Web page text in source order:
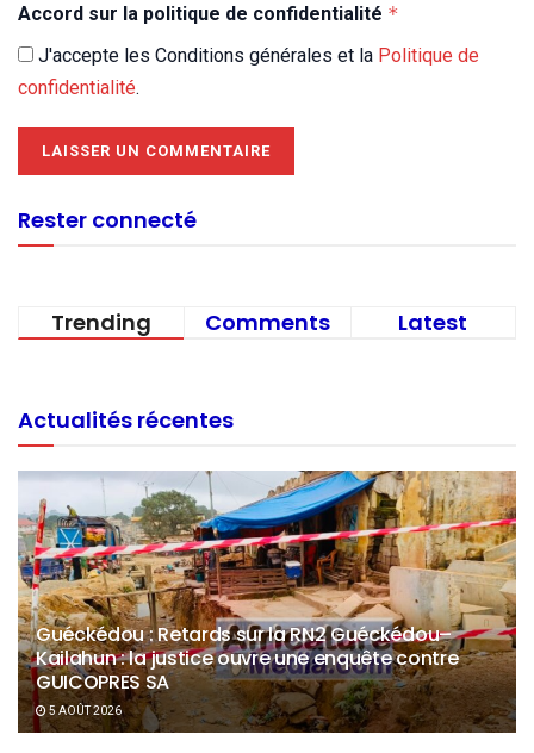
Accord sur la politique de confidentialité *
J'accepte les Conditions générales et la Politique de
confidentialité.
Rester connecté
Trending Comments Latest
Actualités récentes
Guéckédou : Retards sur la RN2 Guéckédou–
Kailahun : la justice ouvre une enquête contre
GUICOPRES SA
5 AOÛT 2026